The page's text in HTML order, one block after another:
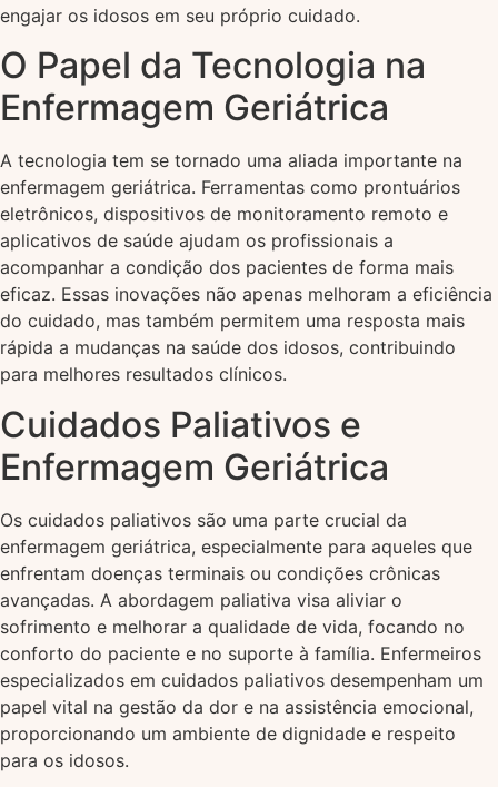
engajar os idosos em seu próprio cuidado.
O Papel da Tecnologia na
Enfermagem Geriátrica
A tecnologia tem se tornado uma aliada importante na
enfermagem geriátrica. Ferramentas como prontuários
eletrônicos, dispositivos de monitoramento remoto e
aplicativos de saúde ajudam os profissionais a
acompanhar a condição dos pacientes de forma mais
eficaz. Essas inovações não apenas melhoram a eficiência
do cuidado, mas também permitem uma resposta mais
rápida a mudanças na saúde dos idosos, contribuindo
para melhores resultados clínicos.
Cuidados Paliativos e
Enfermagem Geriátrica
Os cuidados paliativos são uma parte crucial da
enfermagem geriátrica, especialmente para aqueles que
enfrentam doenças terminais ou condições crônicas
avançadas. A abordagem paliativa visa aliviar o
sofrimento e melhorar a qualidade de vida, focando no
conforto do paciente e no suporte à família. Enfermeiros
especializados em cuidados paliativos desempenham um
papel vital na gestão da dor e na assistência emocional,
proporcionando um ambiente de dignidade e respeito
para os idosos.